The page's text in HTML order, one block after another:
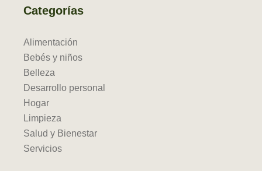
Categorías
Alimentación
Bebés y niños
Belleza
Desarrollo personal
Hogar
Limpieza
Salud y Bienestar
Servicios